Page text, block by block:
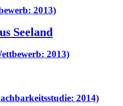
2013)
Seeland
2013)
2014)